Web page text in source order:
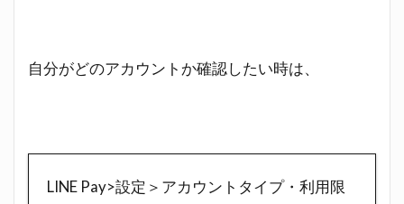
自分がどのアカウントか確認したい時は、
LINE Pay>設定＞アカウントタイプ・利用限